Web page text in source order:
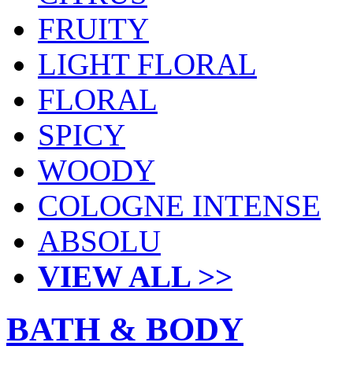
FRUITY
LIGHT FLORAL
FLORAL
SPICY
WOODY
COLOGNE INTENSE
ABSOLU
VIEW ALL >>
BATH & BODY